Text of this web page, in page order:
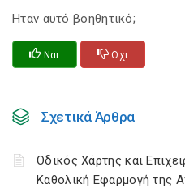
Ηταν αυτό βοηθητικό;
Ναι Οχι
Σχετικά Άρθρα
Οδικός Χάρτης και
Καθολική Εφαρμογή της